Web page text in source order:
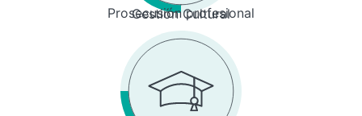
Prosecusión profesional
Gestión Cultural